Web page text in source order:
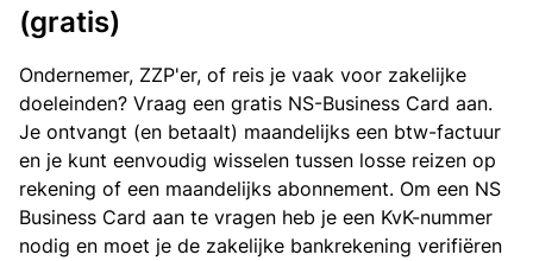
(gratis)
Ondernemer, ZZP'er, of reis je vaak voor zakelijke
doeleinden? Vraag een gratis NS-Business Card aan.
Je ontvangt (en betaalt) maandelijks een btw-factuur
en je kunt eenvoudig wisselen tussen losse reizen op
rekening of een maandelijks abonnement. Om een NS
Business Card aan te vragen heb je een KvK-nummer
nodig en moet je de zakelijke bankrekening verifiëren